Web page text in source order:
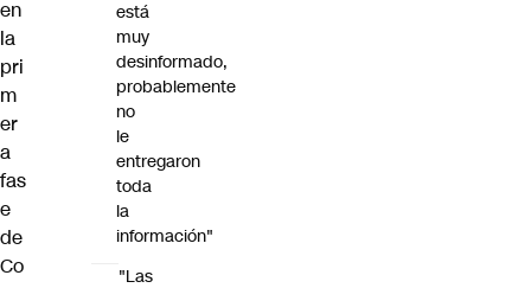
en
la
pri
m
er
a
fas
e
de
Co
está
muy
desinformado,
probablemente
no
le
entregaron
toda
la
información"
"Las